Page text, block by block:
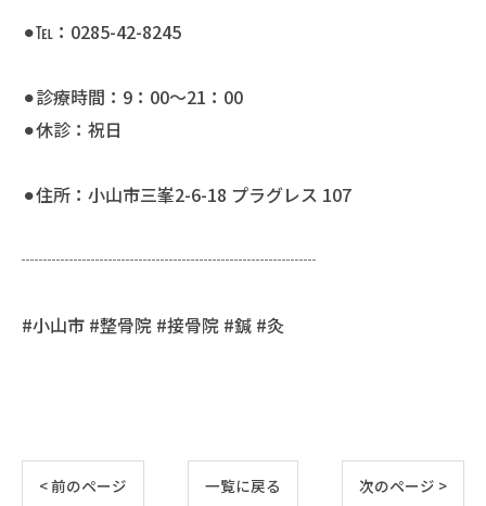
⚫︎℡：0285-42-8245
⚫︎診療時間：9：00〜21：00
⚫︎休診：祝日
⚫︎住所：小山市三峯2-6-18 プラグレス 107
┈┈┈┈┈┈┈┈┈┈┈┈┈┈┈┈┈
#小山市 #整骨院 #接骨院 #鍼 #灸
< 前のページ 一覧に戻る 次のページ >